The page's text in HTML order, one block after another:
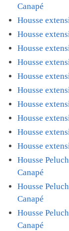
Canapé
Housse
Housse
Housse
Housse
Housse
Housse
Housse
Housse
Housse
Housse
Housse
Canapé
Housse
Canapé
Housse
Canapé